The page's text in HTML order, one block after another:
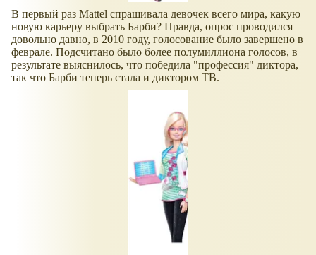
В первый раз Mattel спрашивала девочек всего мира, какую
новую карьеру выбрать Барби? Правда, опрос проводился
довольно давно, в 2010 году, голосование было завершено в
феврале. Подсчитано было более полумиллиона голосов, в
результате выяснилось, что победила "профессия" диктора,
так что Барби теперь стала и диктором ТВ.